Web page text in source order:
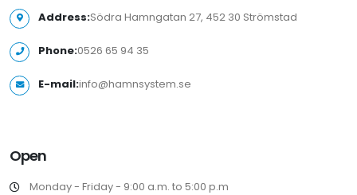
Address:Södra Hamngatan 27, 452 30 Strömstad
Phone:0526 65 94 35
E-mail:info@hamnsystem.se
Open
Monday - Friday - 9:00 a.m. to 5:00 p.m